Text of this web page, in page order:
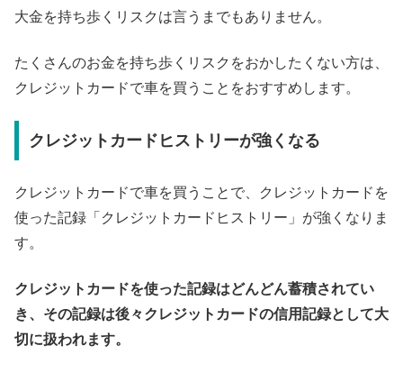
大金を持ち歩くリスクは言うまでもありません。
たくさんのお金を持ち歩くリスクをおかしたくない方は、
クレジットカードで車を買うことをおすすめします。
クレジットカードヒストリーが強くなる
クレジットカードで車を買うことで、クレジットカードを
使った記録「クレジットカードヒストリー」が強くなりま
す。
クレジットカードを使った記録はどんどん蓄積されてい
き、その記録は後々クレジットカードの信用記録として大
切に扱われます。